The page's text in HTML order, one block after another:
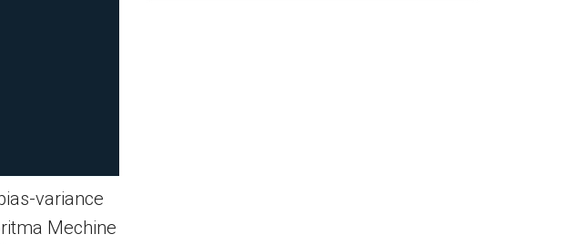
variance
Mechine